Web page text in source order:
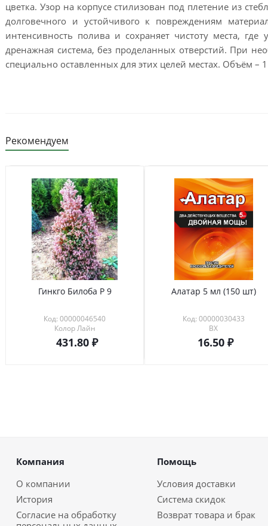
цветка. Узор на корпусе стилизован под плетение из
долговечного и устойчивого к повреждениям
интенсивность полива и сохраняет чистоту места,
дренажная система, без проделанных отверстий. При
специально оставленных для этих целей местах. Объём –
Рекомендуем
Гинкго Билоба Р 9
Код: 00000046540
Колор Лайн
431.80
Алатар 5 мл (150 шт)
Код: 00000030433
ВХ
16.50
Компания
О компании
История
Согласие на обработку
Помощь
Условия доставки
Система скидок
Возврат товара и брак